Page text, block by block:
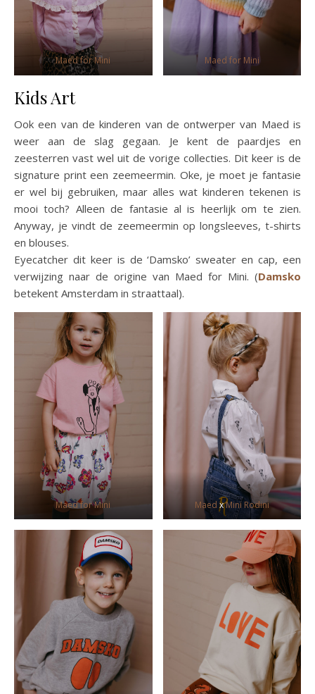
Maed for Mini Maed for Mini
Kids Art
Ook een van de kinderen van de ontwerper van Maed is
weer aan de slag gegaan. Je kent de paardjes en
zeesterren vast wel uit de vorige collecties. Dit keer is de
signature print een zeemeermin. Oke, je moet je fantasie
er wel bij gebruiken, maar alles wat kinderen tekenen is
mooi toch? Alleen de fantasie al is heerlijk om te zien.
Anyway, je vindt de zeemeermin op longsleeves, t-shirts
en blouses.
Eyecatcher dit keer is de ‘Damsko’ sweater en cap, een
verwijzing naar de origine van Maed for Mini. (Damsko
betekent Amsterdam in straattaal).
Maed for Mini Maed xMini Rodini